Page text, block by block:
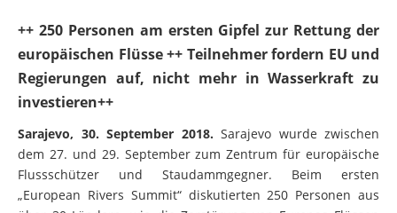
++ 250 Personen am ersten Gipfel zur Rettung der
europäischen Flüsse ++ Teilnehmer fordern EU und
Regierungen auf, nicht mehr in Wasserkraft zu
investieren++
Sarajevo, 30. September 2018. Sarajevo wurde zwischen
dem 27. und 29. September zum Zentrum für europäische
Flussschützer und Staudammgegner. Beim ersten
„European Rivers Summit“ diskutierten 250 Personen aus